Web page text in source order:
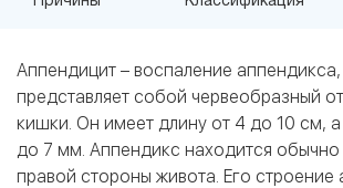
Аппендицит – воспаление
представляет собой червеобразный
кишки. Он имеет длину от 4 до 10 см,
до 7 мм. Аппендикс находится обычно
правой стороны живота. Его строение